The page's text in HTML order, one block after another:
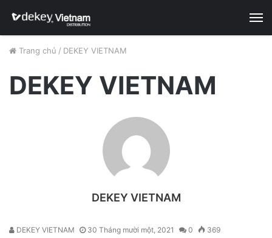
Trang chủ / DEKEY VIETNAM
DEKEY VIETNAM
DEKEY VIETNAM
DEKEY VIETNAM 30 Tháng mười một, 2021 0 369